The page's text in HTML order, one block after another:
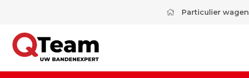
Particulier wagen